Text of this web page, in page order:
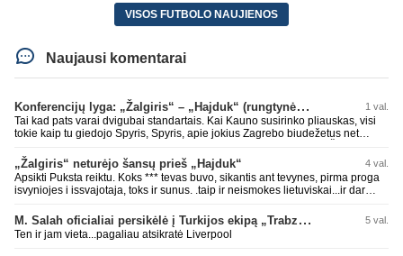
VISOS FUTBOLO NAUJIENOS
Naujausi komentarai
Konferencijų lyga: „Žalgiris“ – „Hajduk“ (rungtynės tiesiogiai) 1 val.
Tai kad pats varai dvigubai standartais. Kai Kauno susirinko pliauskas, visi
tokie kaip tu giedojo Spyris, Spyris, apie jokius Zagrebo biudežetus net
daug didesnis. Tfu ant tokių.
„Žalgiris“ neturėjo šansų prieš „Hajduk“ 4 val.
Apsikti Puksta reiktu. Koks *** tevas buvo, sikantis ant tevynes, pirma proga
isvyniojes i issvajotaja, toks ir sunus. .taip ir neismokes lietuviskai...ir dar
laurynas ikalbins
M. Salah oficialiai persikėlė į Turkijos ekipą „Trabzonspor“ 5 val.
Ten ir jam vieta...pagaliau atsikratė Liverpool